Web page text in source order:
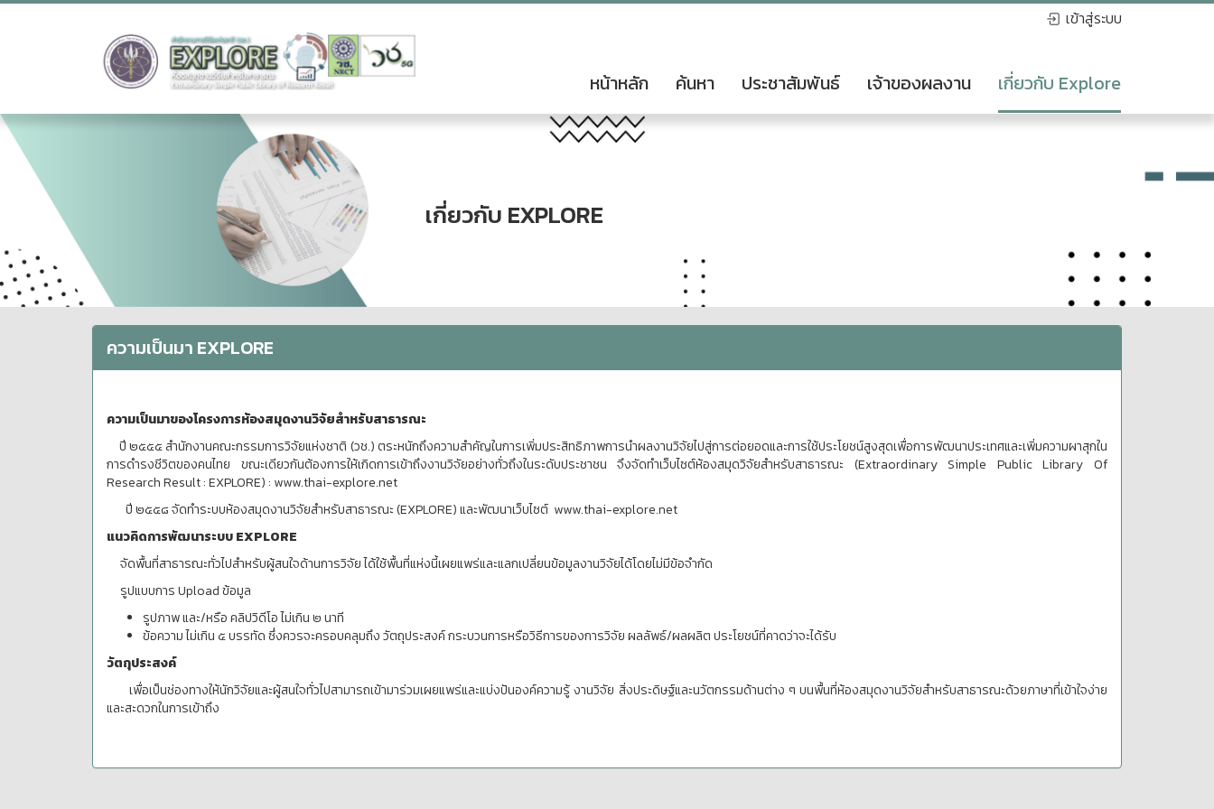
เข้าสู่ระบบ
หน้าหลัก ค้นหา ประชาสัมพันธ์ เจ้าของผลงาน เกี่ยวกับ Explore
เกี่ยวกับ EXPLORE
ความเป็นมา EXPLORE
ความเป็นมาของโครงการห้องสมุดงานวิจัยสำหรับสาธารณะ
ปี ๒๕๕๕ สำนักงานคณะกรรมการวิจัยแห่งชาติ (วช.) ตระหนักถึงความสำคัญในการเพิ่มประสิทธิภาพการนำผลงานวิจัยไปสู่การต่อยอดและการใช้ประโยชน์สูงสุดเพื่อการพัฒนาประเทศและเพิ่มความผาสุกใน
การดำรงชีวิตของคนไทย ขณะเดียวกันต้องการให้เกิดการเข้าถึงงานวิจัยอย่างทั่วถึงในระดับประชาชน จึงจัดทำเว็บไซต์ห้องสมุดวิจัยสำหรับสาธารณะ (Extraordinary Simple Public Library Of
Research Result : EXPLORE) : www.thai-explore.net
ปี ๒๕๕๘ จัดทำระบบห้องสมุดงานวิจัยสำหรับสาธารณะ (EXPLORE) และพัฒนาเว็บไซต์ www.thai-explore.net
แนวคิดการพัฒนาระบบ EXPLORE
จัดพื้นที่สาธารณะทั่วไปสำหรับผู้สนใจด้านการวิจัย ได้ใช้พื้นที่แห่งนี้เผยแพร่และแลกเปลี่ยนข้อมูลงานวิจัยได้โดยไม่มีข้อจำกัด
รูปแบบการ Upload ข้อมูล
รูปภาพ และ/หรือ คลิปวิดีโอ ไม่เกิน ๒ นาที
ข้อความ ไม่เกิน ๕ บรรทัด ซึ่งควรจะครอบคลุมถึง วัตถุประสงค์ กระบวนการหรือวิธีการของการวิจัย ผลลัพธ์/ผลผลิต ประโยชน์ที่คาดว่าจะได้รับ
วัตถุประสงค์
เพื่อเป็นช่องทางให้นักวิจัยและผู้สนใจทั่วไปสามารถเข้ามาร่วมเผยแพร่และแบ่งปันองค์ความรู้ งานวิจัย สิ่งประดิษฐ์และนวัตกรรมด้านต่าง ๆ บนพื้นที่ห้องสมุดงานวิจัยสำหรับสาธารณะด้วยภาษาที่เข้าใจง่าย
และสะดวกในการเข้าถึง